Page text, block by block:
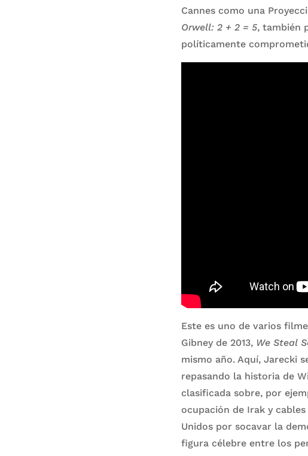
Cannes como una
Orwell: 2 + 2 = 5, también
políticamente
Este es uno de varios
Gibney de 2013, We Steal
mismo año. Aquí, Jarecki
repasando la historia de
clasificada sobre, por
ocupación de Irak y
Unidos por socavar la
figura célebre entre los